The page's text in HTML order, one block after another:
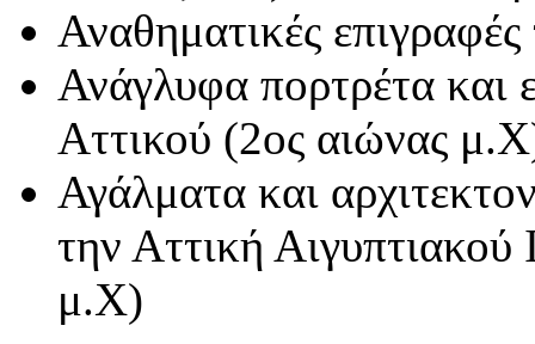
Αναθηματικές
Ανάγλυφα πορτρέτα και
Αττικού (2ος αιώνας
Αγάλματα και
την Αττική
μ.Χ)